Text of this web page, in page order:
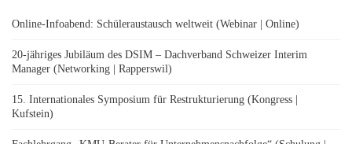
Online-Infoabend: Schüleraustausch weltweit (Webinar | Online)
20-jähriges Jubiläum des DSIM – Dachverband Schweizer Interim
Manager (Networking | Rapperswil)
15. Internationales Symposium für Restrukturierung (Kongress |
Kufstein)